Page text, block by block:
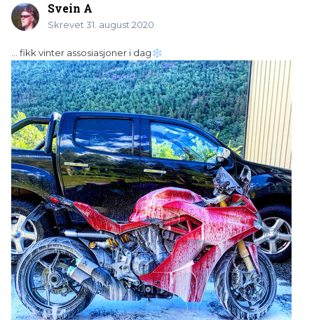
Svein A
Skrevet31. august 2020
… fikk vinter assosiasjoner i dag ❄️